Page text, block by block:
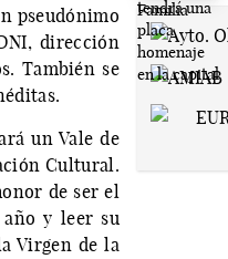
pseudónimo
dirección
También se
un Vale de
Cultural.
de ser el
año y leer su
Virgen de la